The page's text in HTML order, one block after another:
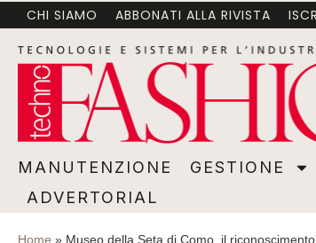
MANUTENZIONE GESTIONE
CHI SIAMO ABBONATI ALLA RIVISTA
MANUTENZIONE GESTIONE
ADVERTORIAL
Home » Museo della Seta di Como, il